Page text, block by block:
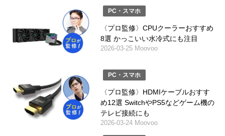
PC・スマホ
〈プロ監修〉CPUクーラーおすすめ
8選 かっこいい水冷式にも注目
2026-03-25 Moovoo
PC・スマホ
〈プロ監修〉HDMIケーブルおすす
め12選 SwitchやPS5などゲーム機の
テレビ接続にも
2026-03-24 Moovoo